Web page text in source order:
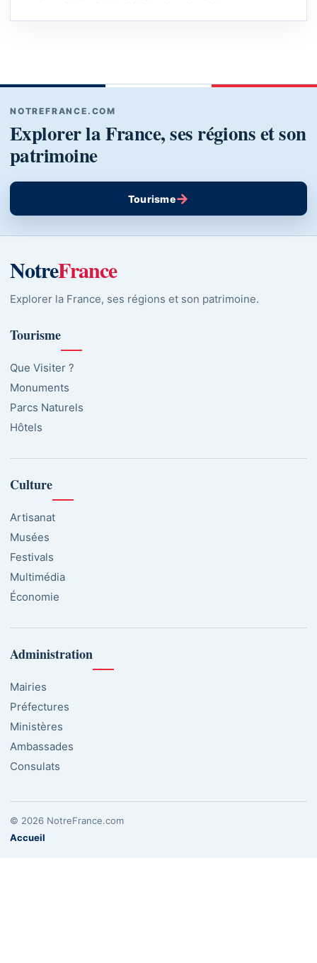
NOTREFRANCE.COM
Explorer la France, ses régions et son
patrimoine
Tourisme→
NotreFrance
Explorer la France, ses régions et son patrimoine.
Tourisme
Que Visiter ?
Monuments
Parcs Naturels
Hôtels
Culture
Artisanat
Musées
Festivals
Multimédia
Économie
Administration
Mairies
Préfectures
Ministères
Ambassades
Consulats
© 2026 NotreFrance.com
Accueil